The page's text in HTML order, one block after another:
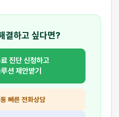
결하고 싶다면?
진단 신청하고
션 제안받기
빠른 전화상담